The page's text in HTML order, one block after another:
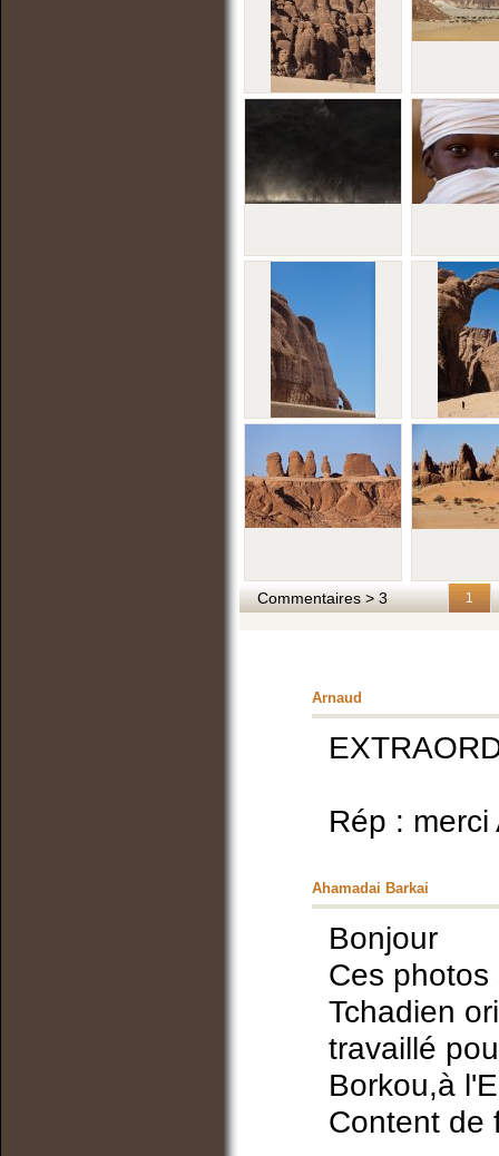
Commentaires > 3 1
Arnaud
Rép :
Ahamadai Barkai
Bonjour
Ces photos
Tchadien
travaillé
Borkou,à
Content de